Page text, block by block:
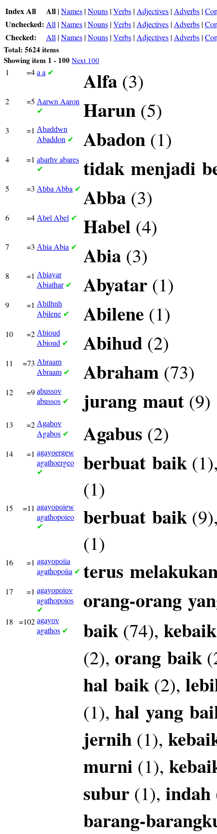
Index All All |Names |Nouns |Verbs | Adjectives | Adverbs |
Unchecked: All |Names |Nouns |Verbs | Adjectives | Adverbs |
Checked: All |Names |Nouns |Verbs | Adjectives | Adverbs |
Total: 5624 items
Showing item 1 - 100 Next 100
1 =4 a a ✔ Alfa (3)
2 =5 Aarwn Aaron
✔ Harun (5)
3 =1 Abaddwn
Abaddon ✔ Abadon (1)
4 =1 abarhv abares
✔ tidak menjadi
5 =3 Abba Abba ✔ Abba (3)
6 =4 Abel Abel ✔ Habel (4)
7 =3 Abia Abia ✔ Abia (3)
8 =1 Abiayar
Abiathar ✔ Abyatar (1)
9 =1 Abilhnh
Abilene ✔ Abilene (1)
10 =2 Abioud
Abioud ✔ Abihud (2)
11 =73 Abraam
Abraam ✔ Abraham (73)
12 =9 abussov
abussos ✔ jurang maut (9)
13 =2 Agabov
Agabos ✔ Agabus (2)
14 =1 agayoergew
agathoergeo
✔ berbuat baik
(1)
15 =11 agayopoiew
agathopoieo
✔ berbuat baik
(1)
16 =1 agayopoiia
agathopoiia ✔ terus
17 =1 agayopoiov
agathopoios
✔ orang-orang
18 =102 agayov
agathos ✔ baik (74),
(2), orang baik
hal baik (2),
(1), hal yang
jernih (1),
murni (1),
subur (1), indah
barang-